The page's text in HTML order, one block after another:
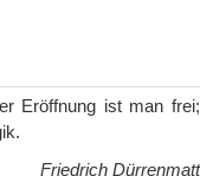
Eröffnung ist man frei;
Friedrich Dürrenmatt